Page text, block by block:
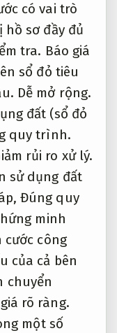
có vai trò
sơ đầy đủ
tra. Báo giá
sổ đỏ tiêu
Dễ mở rộng.
đất (sổ đỏ
quy trình.
rủi ro xử lý.
sử dụng đất
Đúng quy
minh
cước công
của cả bên
chuyển
rõ ràng.
một số